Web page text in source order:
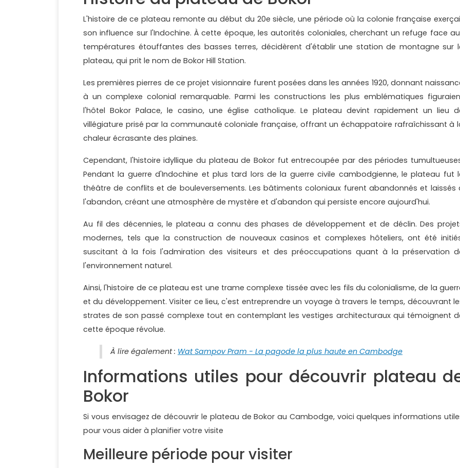
L'histoire de ce plateau remonte au début du 20e siècle, une période où la colonie française
son influence sur l'Indochine. À cette époque, les autorités coloniales, cherchant un refuge face
températures étouffantes des basses terres, décidèrent d'établir une station de montagne sur
plateau, qui prit le nom de Bokor Hill Station.
Les premières pierres de ce projet visionnaire furent posées dans les années 1920, donnant
à un complexe colonial remarquable. Parmi les constructions les plus emblématiques
l'hôtel Bokor Palace, le casino, une église catholique. Le plateau devint rapidement un lieu
villégiature prisé par la communauté coloniale française, offrant un échappatoire rafraîchissant à
chaleur écrasante des plaines.
Cependant, l'histoire idyllique du plateau de Bokor fut entrecoupée par des périodes
Pendant la guerre d'Indochine et plus tard lors de la guerre civile cambodgienne, le plateau fut
théâtre de conflits et de bouleversements. Les bâtiments coloniaux furent abandonnés et laissés
l'abandon, créant une atmosphère de mystère et d'abandon qui persiste encore aujourd'hui.
Au fil des décennies, le plateau a connu des phases de développement et de déclin. Des
modernes, tels que la construction de nouveaux casinos et complexes hôteliers, ont été
suscitant à la fois l'admiration des visiteurs et des préoccupations quant à la préservation
l'environnement naturel.
Ainsi, l'histoire de ce plateau est une trame complexe tissée avec les fils du colonialisme, de la
et du développement. Visiter ce lieu, c'est entreprendre un voyage à travers le temps, découvrant
strates de son passé complexe tout en contemplant les vestiges architecturaux qui témoignent
cette époque révolue.
À lire également : Wat Sampov Pram - La pagode la plus haute en Cambodge
Informations utiles pour découvrir plateau
Bokor
Si vous envisagez de découvrir le plateau de Bokor au Cambodge, voici quelques informations
pour vous aider à planifier votre visite
Meilleure période pour visiter